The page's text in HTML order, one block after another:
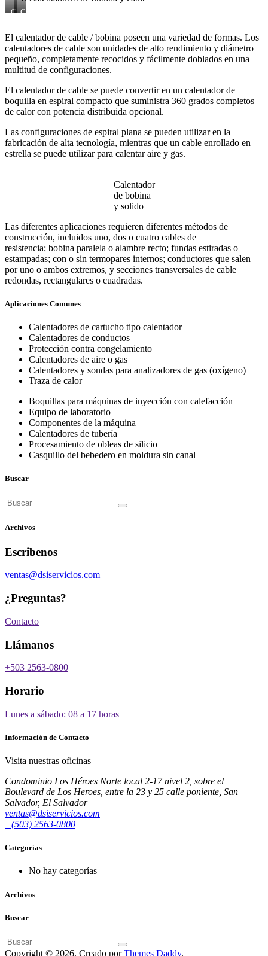
Calentadores
Calentadores
El calentador de cable / bobina poseen una variedad de formas. Los
calentadores de cable son unidades de alto rendimiento y diámetro
pequeño, completamente recocidos y fácilmente doblados en una
multitud de configuraciones.
El calentador de cable se puede convertir en un calentador de
boquilla en espiral compacto que suministra 360 grados completos
de calor con potencia distribuida opcional.
Las configuraciones de espiral plana se pueden utilizar en la
fabricación de alta tecnología, mientras que un cable enrollado en
estrella se puede utilizar para calentar aire y gas.
Calentador
de bobina
y solido
Las diferentes aplicaciones requieren diferentes métodos de
construcción, incluidos uno, dos o cuatro cables de
resistencia; bobina paralela o alambre recto; fundas estiradas o
estampadas; con o sin termopares internos; conductores que salen
por uno o ambos extremos, y secciones transversales de cable
redondas, rectangulares o cuadradas.
Aplicaciones Comunes
Calentadores de cartucho tipo calentador
Calentadores de conductos
Protección contra congelamiento
Calentadores de aire o gas
Calentadores y sondas para analizadores de gas (oxígeno)
Traza de calor
Boquillas para máquinas de inyección con calefacción
Equipo de laboratorio
Componentes de la máquina
Calentadores de tubería
Procesamiento de obleas de silicio
Casquillo del bebedero en moldura sin canal
Buscar
Buscar:
Archivos
Escribenos
ventas@dsiservicios.com
¿Preguntas?
Contacto
Llámanos
+503 2563-0800
Horario
Lunes a sábado: 08 a 17 horas
Información de Contacto
Visita nuestras oficinas
Condominio Los Héroes Norte local 2-17 nivel 2, sobre el
Boulevard de Los Heroes, entre la 23 y 25 calle poniente, San
Salvador, El Salvador
ventas@dsiservicios.com
+(503) 2563-0800
Categorías
No hay categorías
Archivos
Buscar
Buscar:
Copyright © 2026. Creado porThemes Daddy.